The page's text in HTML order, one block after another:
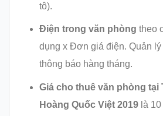
tô).
Điện trong văn phòng theo
dụng x Đơn giá điện. Quản lý
thông báo hàng tháng.
Giá cho thuê văn phòng tại
Hoàng Quốc Việt 2019 là